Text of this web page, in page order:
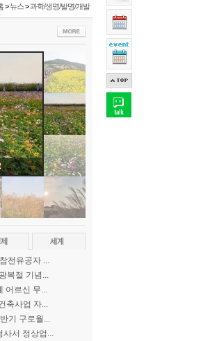
>뉴스>과학/생명/발명/개발
전유공자 ...
복절 기념...
어르신 무...
축사업 자...
기 구로월...
사서 정상업...